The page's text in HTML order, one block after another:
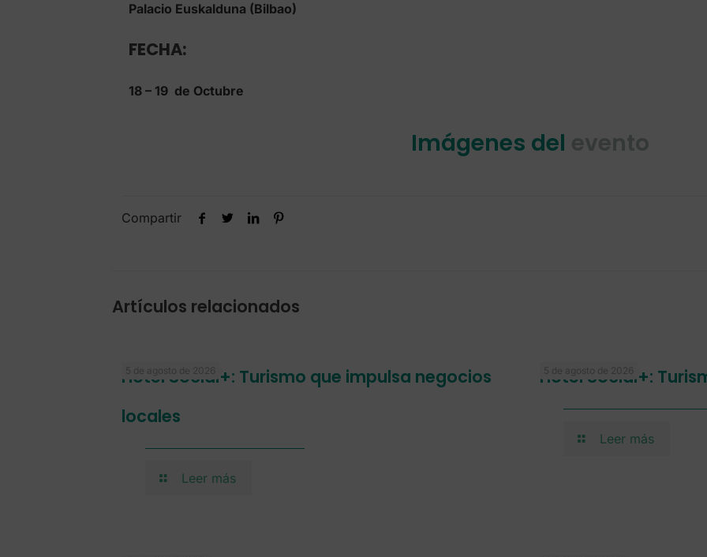
Palacio Euskalduna (Bilbao)
FECHA:
18 – 19 de Octubre
Imágenes del evento
Compartir
Artículos relacionados
5 de agosto de 2026
Hotel Social+: Turismo que impulsa negocios
locales
Leer más
5 de agosto de 2026
Hotel Social+:
Leer más